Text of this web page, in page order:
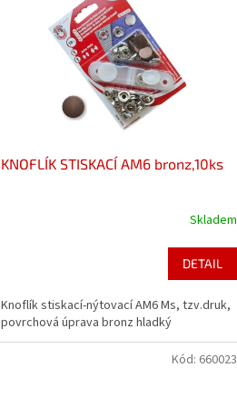
KNOFLÍK STISKACÍ AM6 bronz,10ks
Skladem
DETAIL
Knoflík stiskací-nýtovací AM6 Ms, tzv.druk,
povrchová úprava bronz hladký
Kód: 660023